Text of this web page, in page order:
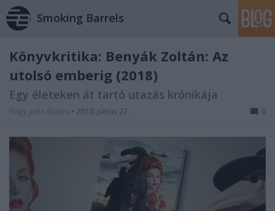
Smoking Barrels
Könyvkritika: Benyák Zoltán: Az
utolsó emberig (2018)
Egy életeken át tartó utazás krónikája
• 2018. június 27. 0